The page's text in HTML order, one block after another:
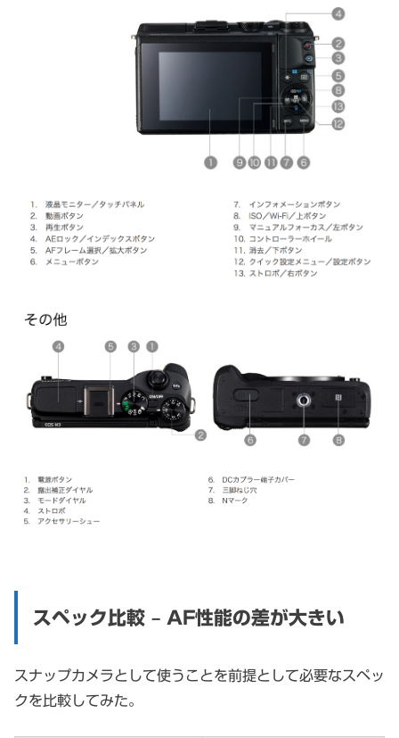
スペック比較 – AF性能の差が大きい
スナップカメラとして使うことを前提として必要なスペッ
クを比較してみた。